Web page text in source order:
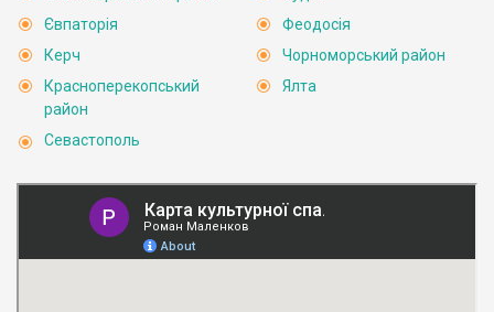
Євпаторія
Керч
Красноперекопський
район
Севастополь
Феодосія
Чорноморський район
Ялта